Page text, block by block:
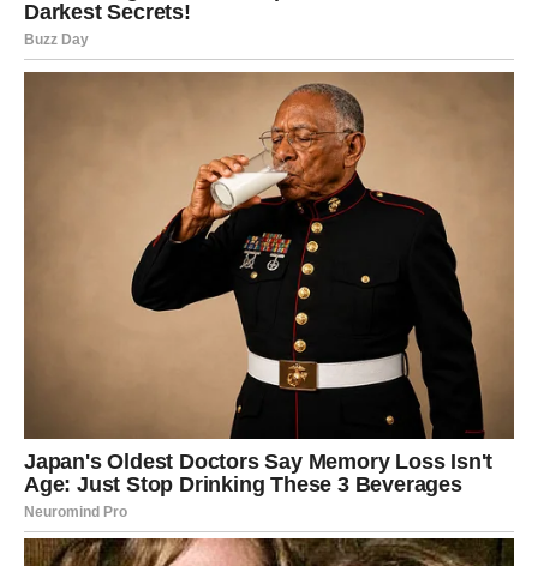
LJUBAV VAM PONOVO VRAĆA OSMIJEH
Rakovi ulaze u jedan od najljepših perioda u posljednje
vrijeme. Emotivne rane polako zarastaju, a pred vama su
trenuci koji vraćaju vjeru u ljubav.
Mnogi pripadnici ovog znaka konačno će osjetiti da ih
sreća ponovo pronalazi.
Dozvolite sebi da budete srećni.
LAV
Novo poglavlje